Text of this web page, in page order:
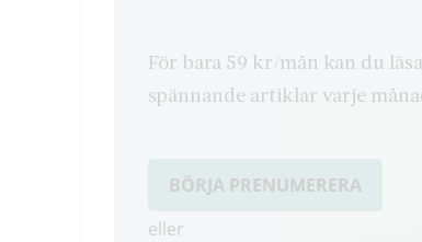
För bara 59 kr/mån kan du
spännande artiklar varje
BÖRJA PRENUMERERA
eller